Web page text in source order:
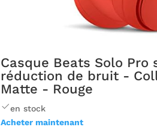
Casque Beats Solo Pro
réduction de bruit -
Matte - Rouge
en stock
Acheter maintenant